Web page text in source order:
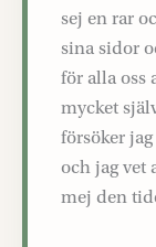
sej en rar
sina sidor
för alla oss
mycket
försöker
och jag vet
mej den